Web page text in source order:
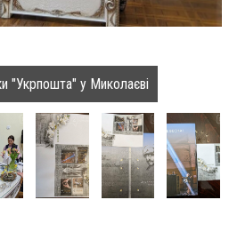
"Укрпошта" у Миколаєві